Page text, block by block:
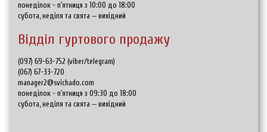
понеділок - п'ятниця з 10:00 до 18:00
субота, неділя та свята — вихідний
Відділ гуртового продажу
(097) 69-63-752 (viber/telegram)
(067) 67-33-720
manager2@svichado.com
понеділок - п'ятниця з 09:30 до 18:00
субота, неділя та свята — вихідний